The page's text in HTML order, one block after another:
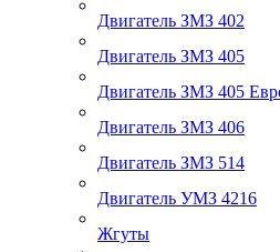
Двигатель ЗМЗ 402
Двигатель ЗМЗ 405
Двигатель ЗМЗ 405
Двигатель ЗМЗ 406
Двигатель ЗМЗ 514
Двигатель УМЗ 4216
Жгуты